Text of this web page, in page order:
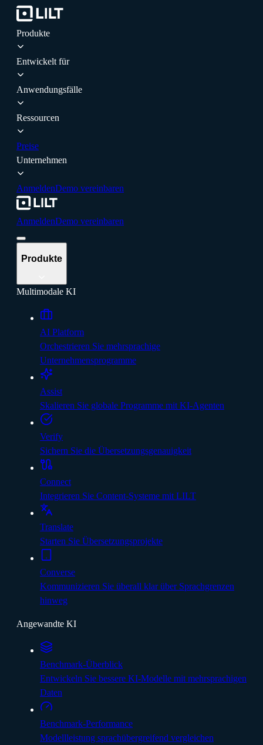
Produkte
Entwickelt für
Anwendungsfälle
Ressourcen
Preise
Unternehmen
AnmeldenDemo vereinbaren
AnmeldenDemo vereinbaren
Produkte
Multimodale KI
AI Platform
Orchestrieren Sie mehrsprachige
Unternehmensprogramme
Assist
Skalieren Sie globale Programme mit KI-Agenten
Verify
Sichern Sie die Übersetzungsgenauigkeit
Connect
Integrieren Sie Content-Systeme mit LILT
Translate
Starten Sie Übersetzungsprojekte
Converse
Kommunizieren Sie überall klar über Sprachgrenzen
hinweg
Angewandte KI
Benchmark-Überblick
Entwickeln Sie bessere KI-Modelle mit mehrsprachigen
Daten
Benchmark-Performance
Modellleistung sprachübergreifend vergleichen